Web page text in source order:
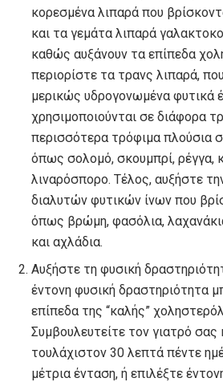
κορεσμένα λιπαρά που
και τα γεμάτα λιπαρά
καθώς αυξάνουν τα επίπεδα
περιορίστε τα τρανς λιπαρά,
μερικώς υδρογονωμένα φυτικά
χρησιμοποιούνται σε διάφορα
περισσότερα τρόφιμα πλούσια
όπως σολομό, σκουμπρί, ρέγγα,
λιναρόσπορο. Τέλος, αυξήστε
διαλυτών φυτικών ίνων που
όπως βρώμη, φασόλια,
και αχλάδια.
Αυξήστε τη φυσική
έντονη φυσική δραστηριότητα
επίπεδα της “καλής”
Συμβουλευτείτε τον γιατρό σας
τουλάχιστον 30 λεπτά πέντε
μέτρια ένταση, ή επιλέξτε